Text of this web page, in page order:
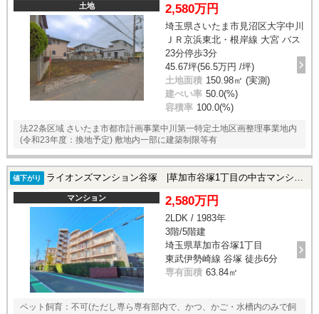
土地 2,580万円
埼玉県さいたま市見沼区大字中川
ＪＲ京浜東北・根岸線 大宮 バス
23分停歩3分
45.67坪(56.5万円 /坪)
土地面積 150.98㎡ (実測)
建ぺい率 50.0(%)
容積率 100.0(%)
法22条区域 さいたま市都市計画事業中川第一特定土地区画整理事業地内
(令和23年度：換地予定) 敷地内一部に建築制限等有
値下がり ライオンズマンション谷塚 |草加市谷塚1丁目の中古マンション
マンション 2,580万円
2LDK / 1983年
3階/5階建
埼玉県草加市谷塚1丁目
東武伊勢崎線 谷塚 徒歩6分
専有面積 63.84㎡
ペット飼育：不可(ただし専ら専有部内で、かつ、かご・水槽内のみで飼